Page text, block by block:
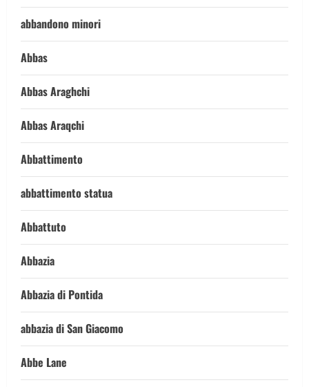
abbandono minori
Abbas
Abbas Araghchi
Abbas Araqchi
Abbattimento
abbattimento statua
Abbattuto
Abbazia
Abbazia di Pontida
abbazia di San Giacomo
Abbe Lane